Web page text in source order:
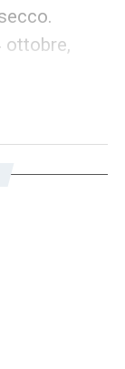
ottobre,
il Bologna.
poi